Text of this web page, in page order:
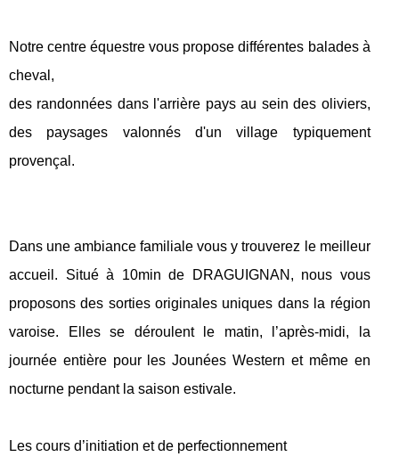
Notre centre équestre vous propose différentes balades à
cheval,
des randonnées dans l'arrière pays au sein des oliviers,
des paysages valonnés d'un village typiquement
provençal.
Dans une ambiance familiale vous y trouverez le meilleur
accueil. Situé à 10min de DRAGUIGNAN, nous vous
proposons des sorties originales uniques dans la région
varoise. Elles se déroulent le matin, l’après-midi, la
journée entière pour les Jounées Western et même en
nocturne pendant la saison estivale.
Les cours d’initiation et de perfectionnement